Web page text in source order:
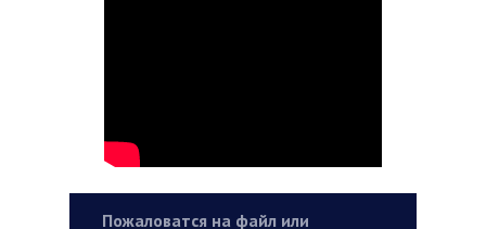
Пожаловатся на файл или